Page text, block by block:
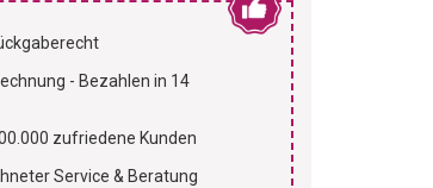
- Bezahlen in 14
zufriedene Kunden
Service & Beratung